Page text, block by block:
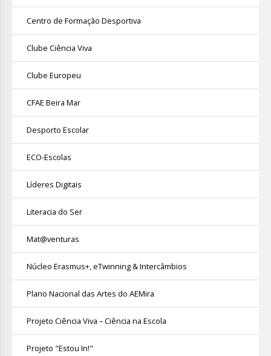
Centro de Formação Desportiva
Clube Ciência Viva
Clube Europeu
CFAE Beira Mar
Desporto Escolar
ECO-Escolas
Líderes Digitais
Literacia do Ser
Mat@venturas
Núcleo Erasmus+, eTwinning & Intercâmbios
Plano Nacional das Artes do AEMira
Projeto Ciência Viva – Ciência na Escola
Projeto "Estou In!"